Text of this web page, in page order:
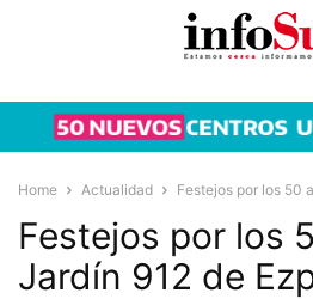
Home Actualidad Festejos por los 50
Festejos por los
Jardín 912 de